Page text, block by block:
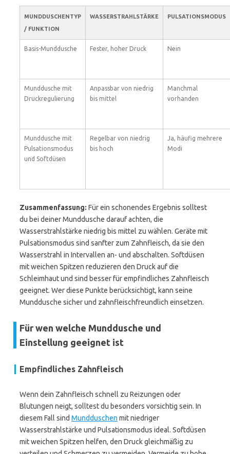
MUNDDUSCHENTYP
/ FUNKTION
WASSERSTRAHLSTÄRKE PULSATIONSMODUS
Basis-Munddusche Fester, hoher Druck Nein
Munddusche mit
Druckregulierung
Anpassbar von niedrig
bis mittel
Manchmal
vorhanden
Munddusche mit
Pulsationsmodus
und Softdüsen
Regelbar von niedrig
bis hoch
Ja, häufig mehrere
Modi
Zusammenfassung: Für ein schonendes Ergebnis solltest
du bei deiner Munddusche darauf achten, die
Wasserstrahlstärke niedrig bis mittel zu wählen. Geräte mit
Pulsationsmodus sind sanfter zum Zahnfleisch, da sie den
Wasserstrahl in Intervallen an- und abschalten. Softdüsen
mit weichen Spitzen reduzieren den Druck auf die
Schleimhaut und sind besser für empfindliches Zahnfleisch
geeignet. Wer diese Punkte berücksichtigt, kann seine
Munddusche sicher und zahnfleischfreundlich einsetzen.
Für wen welche Munddusche und
Einstellung geeignet ist
Empfindliches Zahnfleisch
Wenn dein Zahnfleisch schnell zu Reizungen oder
Blutungen neigt, solltest du besonders vorsichtig sein. In
diesem Fall sind Mundduschen mit niedriger
Wasserstrahlstärke und Pulsationsmodus ideal. Softdüsen
mit weichen Spitzen helfen, den Druck gleichmäßig zu